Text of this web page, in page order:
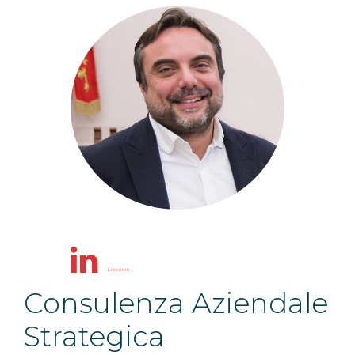
Linkedin
Consulenza Aziendale
Strategica